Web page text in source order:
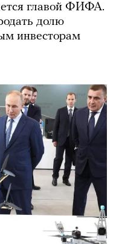
главой ФИФА.
долю
инвесторам